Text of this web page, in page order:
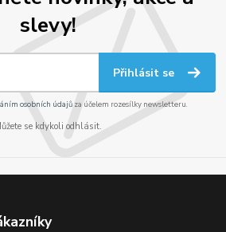
slevy!
Přihlásit se
osobních údajůza účelem rozesílky newsletteru.
se kdykoli odhlásit.